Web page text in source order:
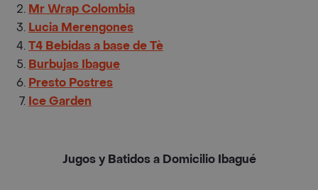
Mr Wrap Colombia
Lucia Merengones
T4 Bebidas a base de Tè
Burbujas Ibague
Presto Postres
Ice Garden
Jugos y Batidos a Domicilio Ibagué